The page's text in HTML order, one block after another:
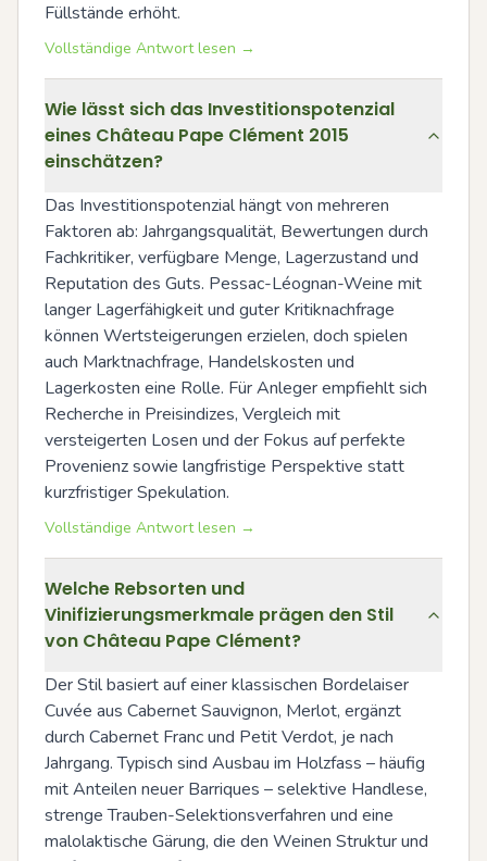
Füllstände erhöht.
Vollständige Antwort lesen →
Wie lässt sich das Investitionspotenzial
eines Château Pape Clément 2015
einschätzen?
Das Investitionspotenzial hängt von mehreren
Faktoren ab: Jahrgangsqualität, Bewertungen durch
Fachkritiker, verfügbare Menge, Lagerzustand und
Reputation des Guts. Pessac-Léognan-Weine mit
langer Lagerfähigkeit und guter Kritiknachfrage
können Wertsteigerungen erzielen, doch spielen
auch Marktnachfrage, Handelskosten und
Lagerkosten eine Rolle. Für Anleger empfiehlt sich
Recherche in Preisindizes, Vergleich mit
versteigerten Losen und der Fokus auf perfekte
Provenienz sowie langfristige Perspektive statt
kurzfristiger Spekulation.
Vollständige Antwort lesen →
Welche Rebsorten und
Vinifizierungsmerkmale prägen den Stil
von Château Pape Clément?
Der Stil basiert auf einer klassischen Bordelaiser
Cuvée aus Cabernet Sauvignon, Merlot, ergänzt
durch Cabernet Franc und Petit Verdot, je nach
Jahrgang. Typisch sind Ausbau im Holzfass – häufig
mit Anteilen neuer Barriques – selektive Handlese,
strenge Trauben-Selektionsverfahren und eine
malolaktische Gärung, die den Weinen Struktur und